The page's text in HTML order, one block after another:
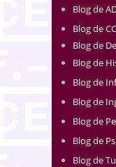
Blog de
Blog de
Blog de
Blog de
Blog de
Blog de
Blog de
Blog de
Blog de